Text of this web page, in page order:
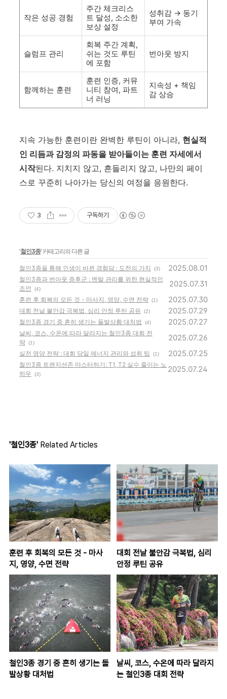
작은 성공 경험
주간 체크리스
트 달성, 소소한
보상 설정
성취감 → 동기
부여 가속
슬럼프 관리
회복 주간 계획,
쉬는 것도 루틴
에 포함
번아웃 방지
함께하는 훈련
훈련 인증, 커뮤
니티 참여, 파트
너 러닝
지속성 + 책임
감 상승
지속 가능한 훈련이란 완벽한 루틴이 아니라, 현실적
인 리듬과 감정의 파동을 받아들이는 훈련 자세에서
시작된다. 지치지 않고, 흔들리지 않고, 나만의 페이
스로 꾸준히 나아가는 당신의 여정을 응원한다.
3 구독하기
'철인3종' 카테고리의 다른 글
철인3종을 통해 인생이 바뀐 경험담 : 도전의 가치 (3) 2025.08.01
철인3종과 번아웃 증후군 : 멘탈 관리를 위한 현실적인
조언
(4)
2025.07.31
훈련 후 회복의 모든 것 - 마사지, 영양, 수면 전략 (1) 2025.07.30
대회 전날 불안감 극복법, 심리 안정 루틴 공유 (2) 2025.07.29
철인3종 경기 중 흔히 생기는 돌발상황 대처법 (4) 2025.07.27
날씨, 코스, 수온에 따라 달라지는 철인3종 대회 전
략 (1)
2025.07.26
실전 영양 전략 : 대회 당일 에너지 관리와 섭취 팁 (1) 2025.07.25
철인3종 트랜지션존 마스터하기: T1, T2 실수 줄이는 노
하우
(3)
2025.07.24
'철인3종' Related Articles
훈련 후 회복의 모든 것 - 마사
지, 영양, 수면 전략
대회 전날 불안감 극복법, 심리
안정 루틴 공유
철인3종 경기 중 흔히 생기는 돌
발상황 대처법
날씨, 코스, 수온에 따라 달라지
는 철인3종 대회 전략